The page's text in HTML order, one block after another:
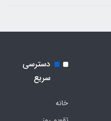
دسترسی
سریع
خانه